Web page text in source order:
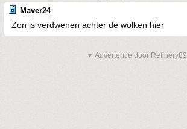
Maver24
Zon is verdwenen achter de wolken hier
▼ Advertentie door Refinery89